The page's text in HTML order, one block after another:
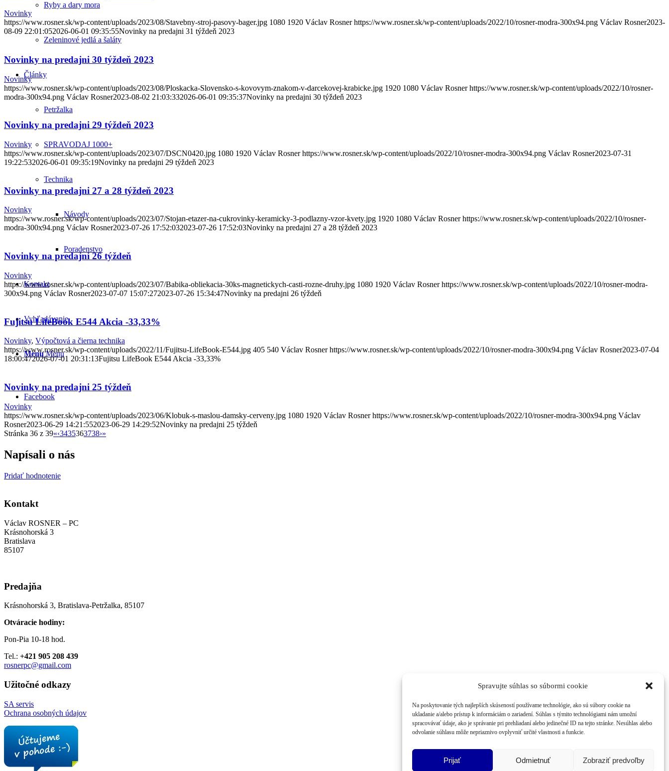
Spravujte súhlas so súbormi cookie
Na poskytovanie tých najlepších skúseností používame technológie, ako sú súbory cookie na
ukladanie a/alebo prístup k informáciám o zariadení. Súhlas s týmito technológiami nám umožní
spracovávať údaje, ako je správanie pri prehliadaní alebo jedinečné ID na tejto stránke. Nesúhlas alebo
odvolanie súhlasu môže nepriaznivo ovplyvniť určité vlastnosti a funkcie.
Prijať Odmietnuť Zobraziť predvoľby
Ryby a dary mora
Zeleninové jedlá a šaláty
Články
Petržalka
SPRAVODAJ 1000+
Technika
Návody
Poradenstvo
Kontakt
Vyhľadávanie
Menu Menu
Facebook
Novinky
https://www.rosner.sk/wp-content/uploads/2023/08/Stavebny-stroj-pasovy-bager.jpg 1080 1920 Václav Rosner https://www.rosner.sk/wp-content/uploads/2022/10/rosner-modra-300x94.png Václav Rosner2023-
08-09 22:01:052026-06-01 09:35:55Novinky na predajni 31 týždeň 2023
Novinky na predajni 30 týždeň 2023
Novinky
https://www.rosner.sk/wp-content/uploads/2023/08/Ploskacka-Slovensko-s-kovovym-znakom-v-darcekovej-krabicke.jpg 1920 1080 Václav Rosner https://www.rosner.sk/wp-content/uploads/2022/10/rosner-
modra-300x94.png Václav Rosner2023-08-02 21:03:332026-06-01 09:35:37Novinky na predajni 30 týždeň 2023
Novinky na predajni 29 týždeň 2023
Novinky
https://www.rosner.sk/wp-content/uploads/2023/07/DSCN0420.jpg 1080 1920 Václav Rosner https://www.rosner.sk/wp-content/uploads/2022/10/rosner-modra-300x94.png Václav Rosner2023-07-31
19:22:532026-06-01 09:35:19Novinky na predajni 29 týždeň 2023
Novinky na predajni 27 a 28 týždeň 2023
Novinky
https://www.rosner.sk/wp-content/uploads/2023/07/Stojan-etazer-na-cukrovinky-keramicky-3-podlazny-vzor-kvety.jpg 1920 1080 Václav Rosner https://www.rosner.sk/wp-content/uploads/2022/10/rosner-
modra-300x94.png Václav Rosner2023-07-26 17:52:032023-07-26 17:52:03Novinky na predajni 27 a 28 týždeň 2023
Novinky na predajni 26 týždeň
Novinky
https://www.rosner.sk/wp-content/uploads/2023/07/Babika-obliekacia-30ks-magnetickych-casti-rozne-druhy.jpg 1080 1920 Václav Rosner https://www.rosner.sk/wp-content/uploads/2022/10/rosner-modra-
300x94.png Václav Rosner2023-07-07 15:07:272023-07-26 15:34:47Novinky na predajni 26 týždeň
Fujitsu LifeBook E544 Akcia -33,33%
Novinky, Výpočtová a čierna technika
https://www.rosner.sk/wp-content/uploads/2022/11/Fujitsu-LifeBook-E544.jpg 405 540 Václav Rosner https://www.rosner.sk/wp-content/uploads/2022/10/rosner-modra-300x94.png Václav Rosner2023-07-04
18:00:472026-07-01 20:31:13Fujitsu LifeBook E544 Akcia -33,33%
Novinky na predajni 25 týždeň
Novinky
https://www.rosner.sk/wp-content/uploads/2023/06/Klobuk-s-maslou-damsky-cerveny.jpg 1080 1920 Václav Rosner https://www.rosner.sk/wp-content/uploads/2022/10/rosner-modra-300x94.png Václav
Rosner2023-06-29 14:21:552023-06-29 14:29:52Novinky na predajni 25 týždeň
Stránka 36 z 39«‹3435363738›»
Napísali o nás
Pridať hodnotenie
Kontakt
Václav ROSNER – PC
Krásnohorská 3
Bratislava
85107
Predajňa
Krásnohorská 3, Bratislava-Petržalka, 85107
Otváracie hodiny:
Pon-Pia 10-18 hod.
Tel.: +421 905 208 439
rosnerpc@gmail.com
Užitočné odkazy
SA servis
Ochrana osobných údajov